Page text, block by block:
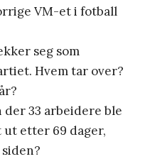
VM-et i fotball
seg som
Hvem tar over?
33 arbeidere ble
etter 69 dager,